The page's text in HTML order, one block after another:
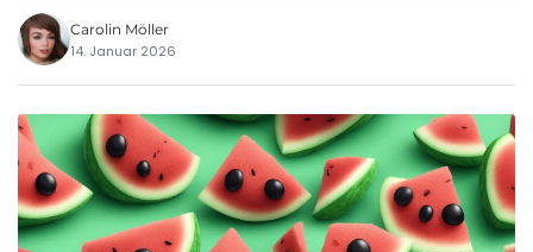
Carolin Möller
14. Januar 2026